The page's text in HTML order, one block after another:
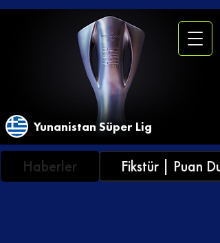
Yunanistan Süper Lig
Haberler Fikstür | Puan